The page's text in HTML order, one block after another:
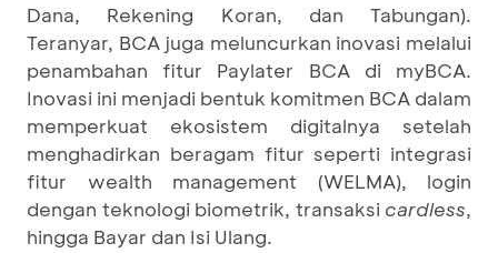
Dana, Rekening Koran, dan Tabungan).
Teranyar, BCA juga meluncurkan inovasi melalui
penambahan fitur Paylater BCA di myBCA.
Inovasi ini menjadi bentuk komitmen BCA dalam
memperkuat ekosistem digitalnya setelah
menghadirkan beragam fitur seperti integrasi
fitur wealth management (WELMA), login
dengan teknologi biometrik, transaksi cardless,
hingga Bayar dan Isi Ulang.